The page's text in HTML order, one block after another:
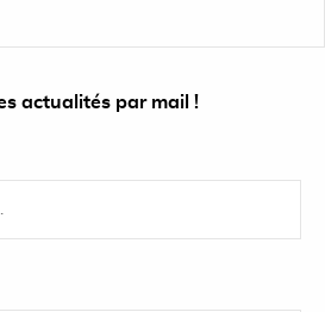
actualités par mail !